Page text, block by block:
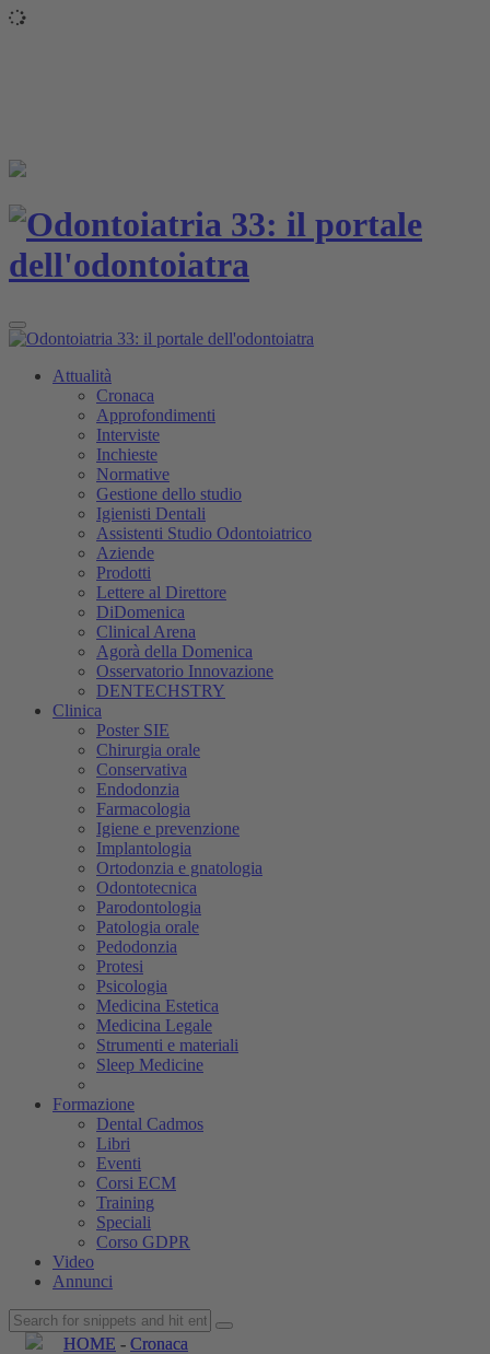
Toggle
navigation
Attualità
Cronaca
Approfondimenti
Interviste
Inchieste
Normative
Gestione dello studio
Igienisti Dentali
Assistenti Studio Odontoiatrico
Aziende
Prodotti
Lettere al Direttore
DiDomenica
Clinical Arena
Agorà della Domenica
Osservatorio Innovazione
DENTECHSTRY
Clinica
Poster SIE
Chirurgia orale
Conservativa
Endodonzia
Farmacologia
Igiene e prevenzione
Implantologia
Ortodonzia e gnatologia
Odontotecnica
Parodontologia
Patologia orale
Pedodonzia
Protesi
Psicologia
Medicina Estetica
Medicina Legale
Strumenti e materiali
Sleep Medicine
Formazione
Dental Cadmos
Libri
Eventi
Corsi ECM
Training
Speciali
Corso GDPR
Video
Annunci
HOME - Cronaca
HOME - Cronaca